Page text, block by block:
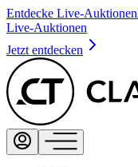
Entdecke Live-Auktionen
Live-Auktionen
Jetzt entdecken